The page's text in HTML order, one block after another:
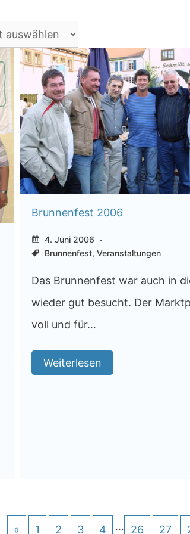
Brunnenfest 2006
4. Juni 2006
Brunnenfest,Veranstaltungen
Das Brunnenfest war auch in
wieder gut besucht. Der
voll und für…
Weiterlesen
« 1 2 3 4 … 26 27